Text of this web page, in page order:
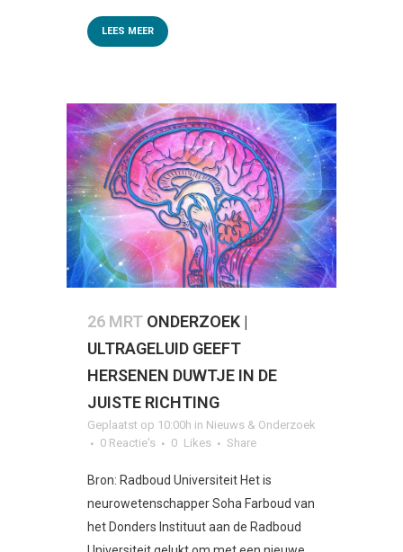
LEES MEER
26 MRT ONDERZOEK |
ULTRAGELUID GEEFT
HERSENEN DUWTJE IN DE
JUISTE RICHTING
Geplaatst op 10:00h in Nieuws & Onderzoek
0 Reactie's
0 Likes Share
Bron: Radboud Universiteit Het is
neurowetenschapper Soha Farboud van
het Donders Instituut aan de Radboud